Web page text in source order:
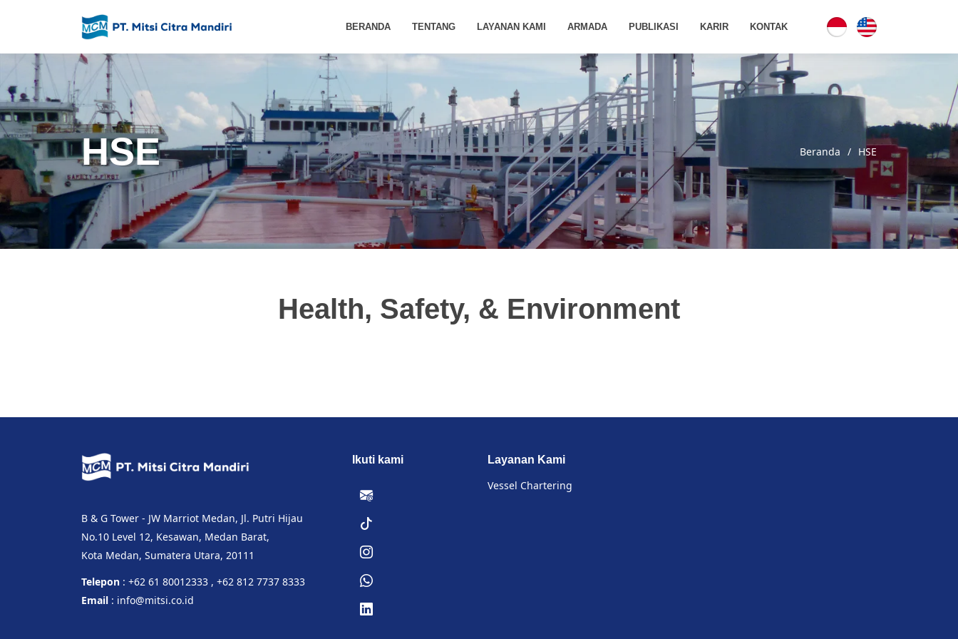
BERANDA TENTANG LAYANAN KAMI ARMADA PUBLIKASI KARIR KONTAK
HSE Beranda HSE
Health, Safety, & Environment
B & G Tower - JW Marriot Medan, Jl. Putri Hijau
No.10 Level 12, Kesawan, Medan Barat,
Kota Medan, Sumatera Utara, 20111
Telepon : +62 61 80012333 , +62 812 7737 8333
Email : info@mitsi.co.id
Ikuti kami Layanan Kami
Vessel Chartering